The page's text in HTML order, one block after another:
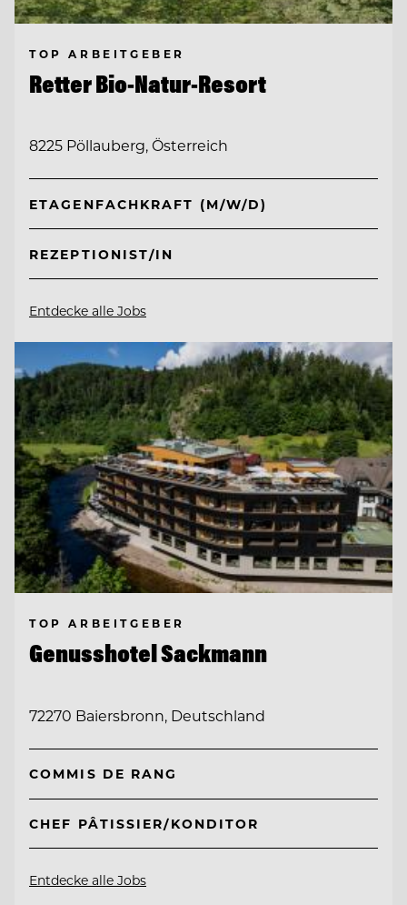
TOP ARBEITGEBER
Retter Bio-Natur-Resort
8225 Pöllauberg, Österreich
ETAGENFACHKRAFT (M/W/D)
REZEPTIONIST/IN
Entdecke alle Jobs
TOP ARBEITGEBER
Genusshotel Sackmann
72270 Baiersbronn, Deutschland
COMMIS DE RANG
CHEF PÂTISSIER/KONDITOR
Entdecke alle Jobs